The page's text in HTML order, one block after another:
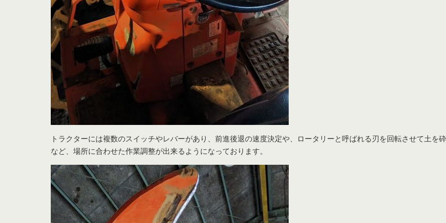
トラクターには複数のスイッチやレバーがあり、前進後退の速度決定や、ロータリーと呼ばれる刃を回転させて土を
など、場所に合わせた作業調整が出来るようになっております。